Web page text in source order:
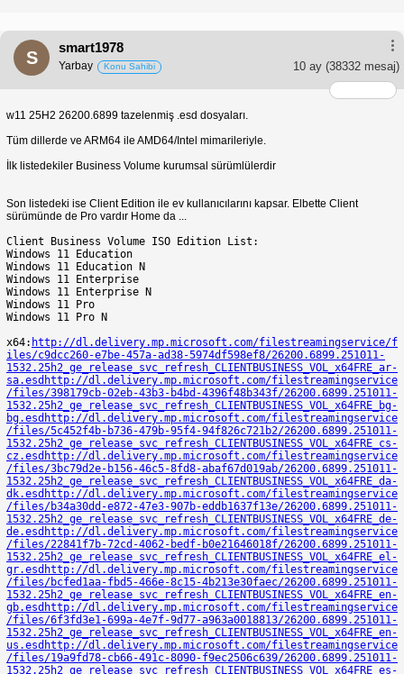
S
smart1978
10 ay (38332 mesaj)
Yarbay Konu Sahibi
w11 25H2 26200.6899 tazelenmiş .esd dosyaları.
Tüm dillerde ve ARM64 ile AMD64/Intel mimarileriyle.
İlk listedekiler Business Volume kurumsal sürümlülerdir
Son listedeki ise Client Edition ile ev kullanıcılarını kapsar. Elbette Client
sürümünde de Pro vardır Home da ...
Client Business Volume ISO Edition List:
Windows 11 Education
Windows 11 Education N
Windows 11 Enterprise
Windows 11 Enterprise N
Windows 11 Pro
Windows 11 Pro N
x64: http://dl.delivery.mp.microsoft.com/filestreamingservice/f
iles/c9dcc260-e7be-457a-ad38-5974df598ef8/26200.6899.251011-
1532.25h2_ge_release_svc_refresh_CLIENTBUSINESS_VOL_x64FRE_ar-
sa.esd http://dl.delivery.mp.microsoft.com/filestreamingservice
/files/398179cb-02eb-43b3-b4bd-4396f48b343f/26200.6899.251011-
1532.25h2_ge_release_svc_refresh_CLIENTBUSINESS_VOL_x64FRE_bg-
bg.esd http://dl.delivery.mp.microsoft.com/filestreamingservice
/files/5c452f4b-b736-479b-95f4-94f826c721b2/26200.6899.251011-
1532.25h2_ge_release_svc_refresh_CLIENTBUSINESS_VOL_x64FRE_cs-
cz.esd http://dl.delivery.mp.microsoft.com/filestreamingservice
/files/3bc79d2e-b156-46c5-8fd8-abaf67d019ab/26200.6899.251011-
1532.25h2_ge_release_svc_refresh_CLIENTBUSINESS_VOL_x64FRE_da-
dk.esd http://dl.delivery.mp.microsoft.com/filestreamingservice
/files/b34a30dd-e872-47e3-907b-eddb1637f13e/26200.6899.251011-
1532.25h2_ge_release_svc_refresh_CLIENTBUSINESS_VOL_x64FRE_de-
de.esd http://dl.delivery.mp.microsoft.com/filestreamingservice
/files/22841f7b-72cd-4062-bedf-b0e21646018f/26200.6899.251011-
1532.25h2_ge_release_svc_refresh_CLIENTBUSINESS_VOL_x64FRE_el-
gr.esd http://dl.delivery.mp.microsoft.com/filestreamingservice
/files/bcfed1aa-fbd5-466e-8c15-4b213e30faec/26200.6899.251011-
1532.25h2_ge_release_svc_refresh_CLIENTBUSINESS_VOL_x64FRE_en-
gb.esd http://dl.delivery.mp.microsoft.com/filestreamingservice
/files/6f3fd3e1-699a-4e7f-9d77-a963a0018813/26200.6899.251011-
1532.25h2_ge_release_svc_refresh_CLIENTBUSINESS_VOL_x64FRE_en-
us.esd http://dl.delivery.mp.microsoft.com/filestreamingservice
/files/19a9fd78-cb66-491c-8090-f9ec2506c639/26200.6899.251011-
1532.25h2_ge_release_svc_refresh_CLIENTBUSINESS_VOL_x64FRE_es-